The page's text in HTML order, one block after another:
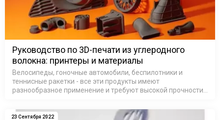
Руководство по 3D-печати из углеродного
волокна: принтеры и материалы
Велосипеды, гоночные автомобили, беспилотники и
теннисные ракетки - все эти продукты имеют
разнообразное применение и требуют высокой прочности
сочетание свойств характерно для компози…
23 Сентября 2022